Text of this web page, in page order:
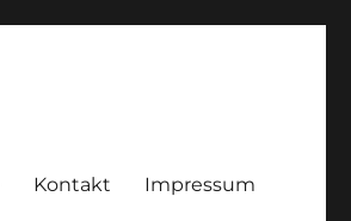
Kontakt Impressum